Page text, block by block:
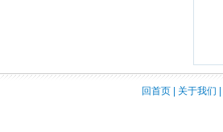
回首页| 关于我们